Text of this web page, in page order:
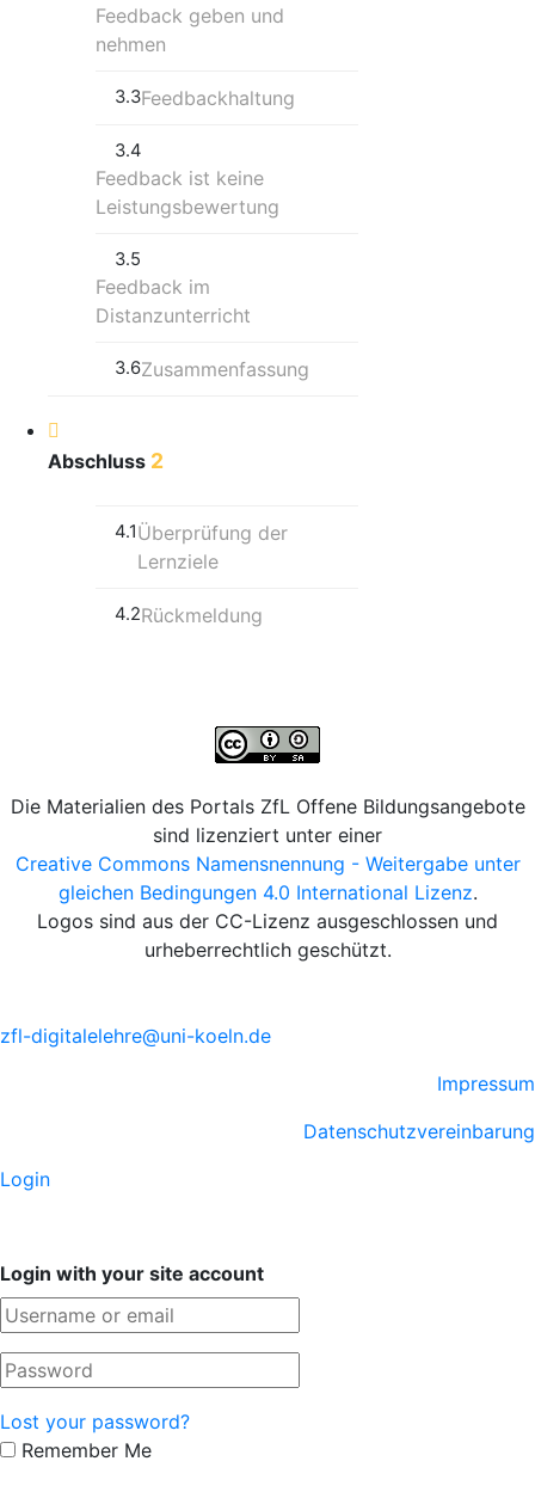
Feedback geben und
nehmen
3.3Feedbackhaltung
3.4
Feedback ist keine
Leistungsbewertung
3.5
Feedback im
Distanzunterricht
3.6Zusammenfassung
Abschluss 2
4.1Überprüfung der
Lernziele
4.2Rückmeldung
Die Materialien des Portals ZfL Offene Bildungsangebote
sind lizenziert unter einer
Creative Commons Namensnennung - Weitergabe unter
gleichen Bedingungen 4.0 International Lizenz.
Logos sind aus der CC-Lizenz ausgeschlossen und
urheberrechtlich geschützt.
zfl-digitalelehre@uni-koeln.de
Impressum
Datenschutzvereinbarung
Login
Login with your site account
Lost your password?
Remember Me